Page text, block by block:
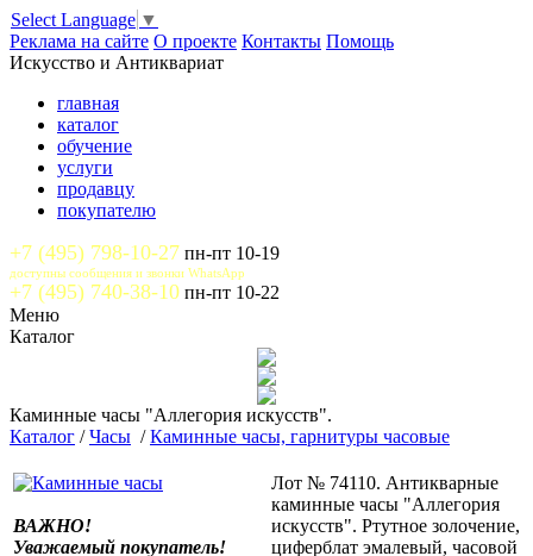
Select Language ▼
Реклама на сайте О проекте Контакты Помощь
Искусство и Антиквариат
главная
каталог
обучение
услуги
продавцу
покупателю
+7 (495) 798-10-27 пн-пт 10-19
доступны сообщения и звонки WhatsApp
+7 (495) 740-38-10 пн-пт 10-22
Меню
Каталог
Каминные часы "Аллегория искусств".
Каталог /Часы /Каминные часы, гарнитуры часовые
ВАЖНО!
Уважаемый покупатель!
Лот № 74110. Антикварные
каминные часы "Аллегория
искусств". Ртутное золочение,
циферблат эмалевый, часовой